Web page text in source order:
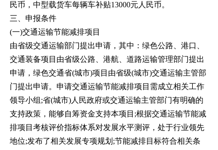
民币，中型载货车每辆车补贴13000元人民币。
三、申报条件
(一)交通运输节能减排项目
由省级交通运输部门提出申请，其中：绿色公路、港口、
交通装备项目由省级公路、港航、道路运输管理部门提出
申请，绿色交通省(城市)项目由省级(城市)交通运输主管部
门提出申请。申请交通运输节能减排项目需成立相关工作
领导小组;省(城市)人民政府或交通运输主管部门有明确的
支持政策，能够自筹资金支持本项目;根据交通运输节能减
排项目考核评价指标体系对发展水平测评，处于行业领先
地位;发布了相关发展专项规划;节能减排目标符合相关条